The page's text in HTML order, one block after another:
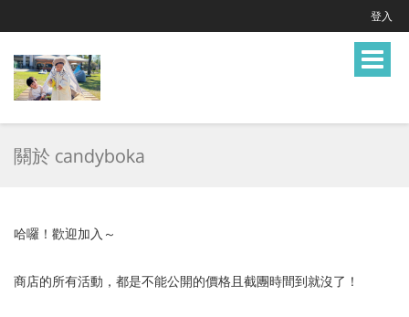
登入
Toggle
關於 candyboka
哈囉！歡迎加入～
商店的所有活動，都是不能公開的價格且截團時間到就沒了！